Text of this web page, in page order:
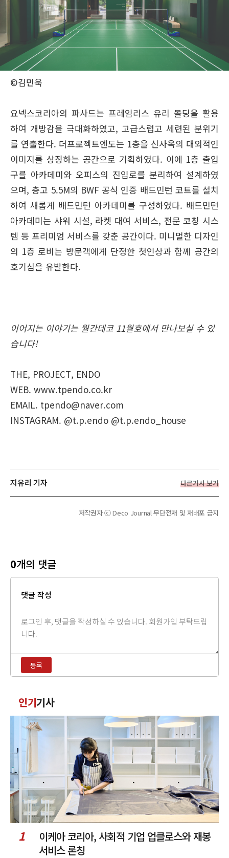
©김민욱
요넥스코리아의 파사드는 프레임리스 유리 몰딩을 활용
하여 개방감을 극대화하였고, 고급스럽고 세련된 분위기
를 연출한다. 더프로젝트엔도는 1층을 신사옥의 대외적인
이미지를 상징하는 공간으로 기획하였다. 이에 1층 출입
구를 아카데미와 오피스의 진입로를 분리하여 설계하였
으며, 층고 5.5M의 BWF 공식 인증 배드민턴 코트를 설치
하여 새롭게 배드민턴 아카데미를 구성하였다. 배드민턴
아카데미는 샤워 시설, 라켓 대여 서비스, 전문 코칭 시스
템 등 프리미엄 서비스를 갖춘 공간이다. 미니멀한 디자인
의 1층 로비는 방문객에게 단정한 첫인상과 함께 공간의
호기심을 유발한다.
이어지는 이야기는 월간데코 11월호에서 만나보실 수 있
습니다!
THE, PROJECT, ENDO
WEB. www.tpendo.co.kr
EMAIL. tpendo@naver.com
INSTAGRAM. @t.p.endo @t.p.endo_house
지유리 기자 다른기사 보기
저작권자 ⓒ Deco Journal 무단전재 및 재배포 금지
0개의 댓글
댓글 작성
력
등록
글
인기기사
1
이케아 코리아, 사회적 기업 업클로스와 재봉
서비스 론칭